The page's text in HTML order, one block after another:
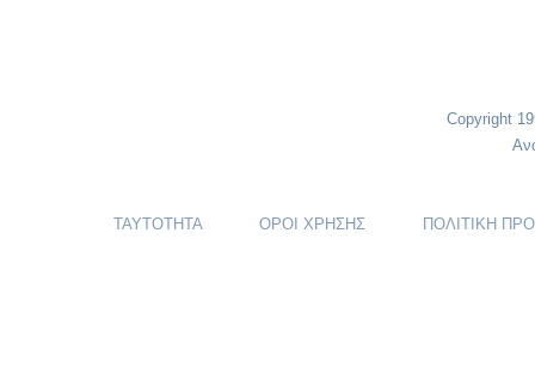
Copyright
ΤΑΥΤΟΤΗΤΑ ΟΡΟΙ ΧΡΗΣΗΣ ΠΟΛΙΤΙΚΗ